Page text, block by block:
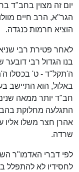
יום זה מצוין בחב"ד
הגר"א, הרב חיים
הוציא חרמות כנגדה.
בנו הגדול רבי
ה'תקל"ד - ט' בכסלו
באלול, הוא התיישב
חב"ד יותר ממאה
התגלעה מחלוקת
אהרן חצר משלו אליו
שרדה.
לפי דברי האדמו"ר
לחסידיו לא להתפלל